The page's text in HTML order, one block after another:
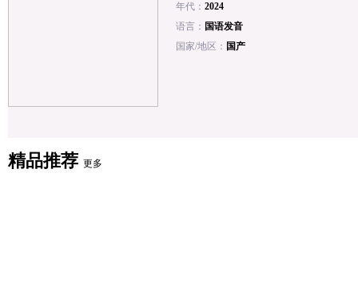
年代： 2024
语言： 国语发音
国家/地区： 国产
精品推荐 更多